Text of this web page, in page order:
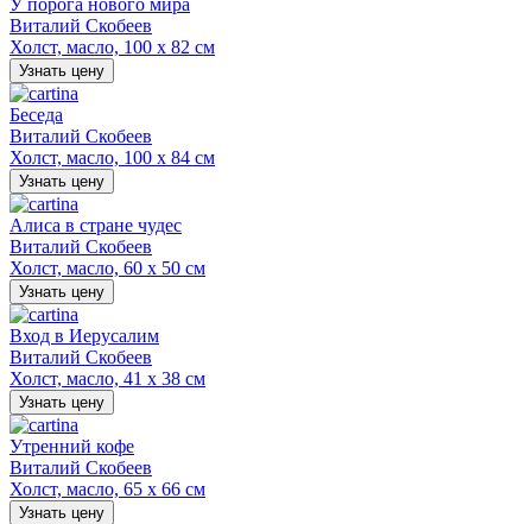
У порога нового мира
Виталий Скобеев
Холст, масло, 100 х 82 см
Узнать цену
Беседа
Виталий Скобеев
Холст, масло, 100 х 84 см
Узнать цену
Алиса в стране чудес
Виталий Скобеев
Холст, масло, 60 х 50 см
Узнать цену
Вход в Иерусалим
Виталий Скобеев
Холст, масло, 41 х 38 см
Узнать цену
Утренний кофе
Виталий Скобеев
Холст, масло, 65 х 66 см
Узнать цену